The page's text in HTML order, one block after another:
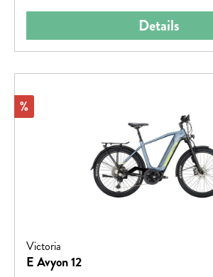
Details
Rabatt
%
Victoria
E Avyon 12